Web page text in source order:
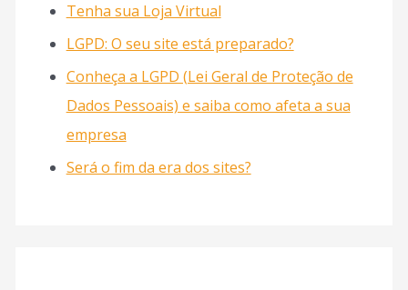
Tenha sua Loja Virtual
LGPD: O seu site está preparado?
Conheça a LGPD (Lei Geral de Proteção de
Dados Pessoais) e saiba como afeta a sua
empresa
Será o fim da era dos sites?